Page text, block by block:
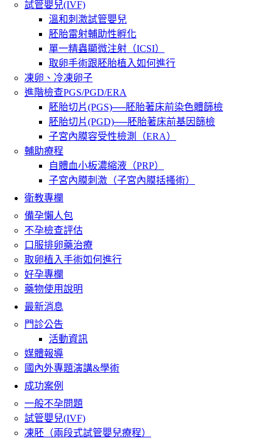
試管嬰兒(IVF)
溫和刺激試管嬰兒
胚胎雷射輔助性孵化
單一精蟲顯微注射（ICSI）
取卵手術跟胚胎植入如何進行
凍卵、冷凍卵子
進階檢查PGS/PGD/ERA
胚胎切片(PGS)──胚胎著床前染色體篩檢
胚胎切片(PGD)──胚胎著床前基因篩檢
子宮內膜容受性檢測（ERA）
輔助療程
自體血小板濃縮液（PRP）
子宮內膜刺激（子宮內膜括搔術）
衛教專欄
備孕懶人包
不孕檢查評估
口服排卵藥治療
取卵植入手術如何進行
好孕專欄
藥物使用說明
最新消息
門診公告
活動資訊
媒體報導
國內外專題演講&學術
成功案例
一般不孕問題
試管嬰兒(IVF)
凍胚（兩段式試管嬰兒療程）